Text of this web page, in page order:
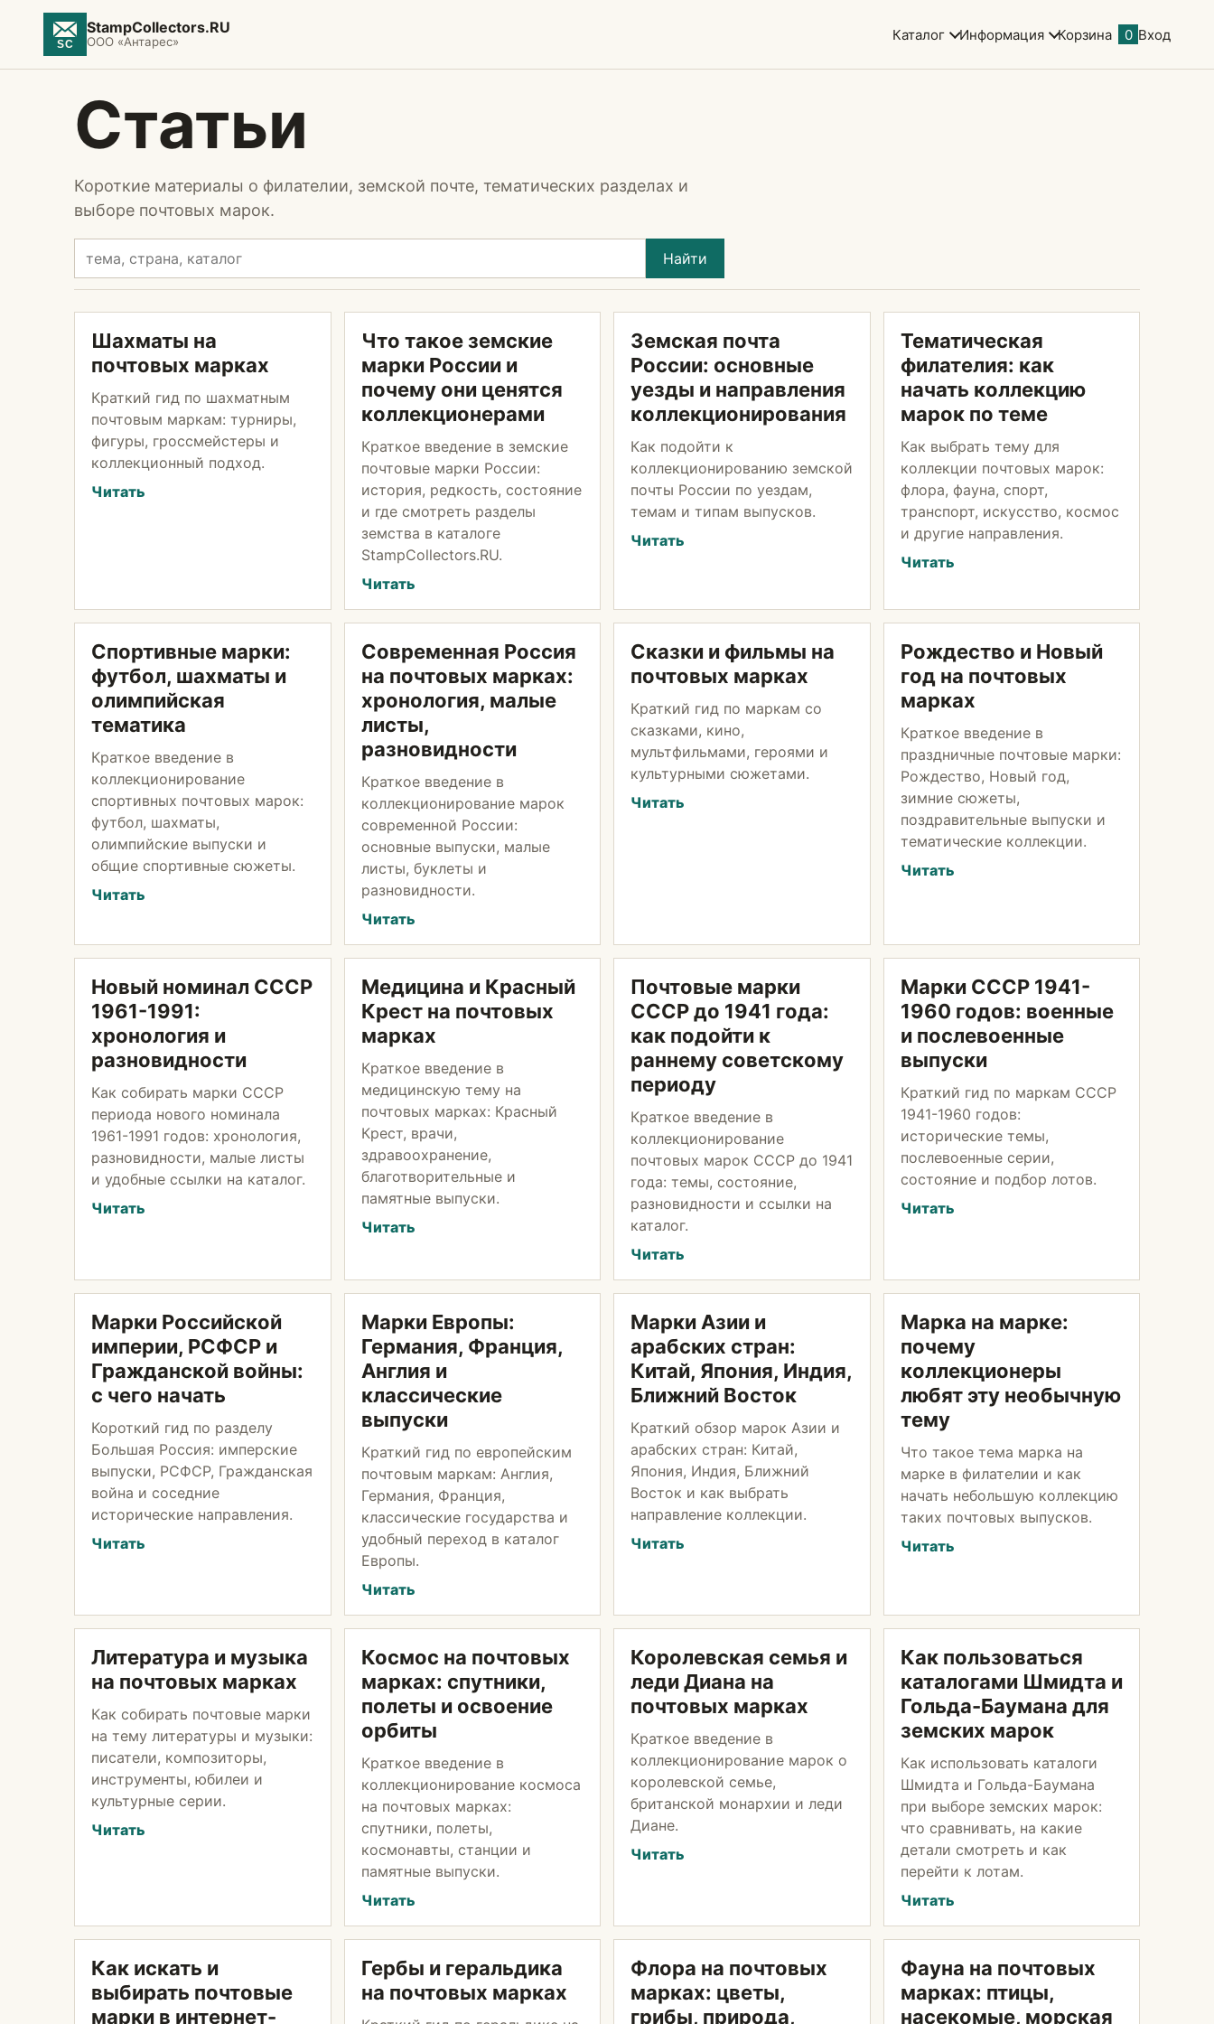
StampCollectors.RU
ООО «Антарес» Каталог Информация Корзина 0 Вход
Статьи
Короткие материалы о филателии, земской почте, тематических разделах и
выборе почтовых марок.
Найти
Шахматы на
почтовых марках
Краткий гид по шахматным
почтовым маркам: турниры,
фигуры, гроссмейстеры и
коллекционный подход.
Читать
Что такое земские
марки России и
почему они ценятся
коллекционерами
Краткое введение в земские
почтовые марки России:
история, редкость, состояние
и где смотреть разделы
земства в каталоге
StampCollectors.RU.
Читать
Земская почта
России: основные
уезды и направления
коллекционирования
Как подойти к
коллекционированию земской
почты России по уездам,
темам и типам выпусков.
Читать
Тематическая
филателия: как
начать коллекцию
марок по теме
Как выбрать тему для
коллекции почтовых марок:
флора, фауна, спорт,
транспорт, искусство, космос
и другие направления.
Читать
Спортивные марки:
футбол, шахматы и
олимпийская
тематика
Краткое введение в
коллекционирование
спортивных почтовых марок:
футбол, шахматы,
олимпийские выпуски и
общие спортивные сюжеты.
Читать
Современная Россия
на почтовых марках:
хронология, малые
листы,
разновидности
Краткое введение в
коллекционирование марок
современной России:
основные выпуски, малые
листы, буклеты и
разновидности.
Читать
Сказки и фильмы на
почтовых марках
Краткий гид по маркам со
сказками, кино,
мультфильмами, героями и
культурными сюжетами.
Читать
Рождество и Новый
год на почтовых
марках
Краткое введение в
праздничные почтовые марки:
Рождество, Новый год,
зимние сюжеты,
поздравительные выпуски и
тематические коллекции.
Читать
Новый номинал СССР
1961-1991:
хронология и
разновидности
Как собирать марки СССР
периода нового номинала
1961-1991 годов: хронология,
разновидности, малые листы
и удобные ссылки на каталог.
Читать
Медицина и Красный
Крест на почтовых
марках
Краткое введение в
медицинскую тему на
почтовых марках: Красный
Крест, врачи,
здравоохранение,
благотворительные и
памятные выпуски.
Читать
Почтовые марки
СССР до 1941 года:
как подойти к
раннему советскому
периоду
Краткое введение в
коллекционирование
почтовых марок СССР до 1941
года: темы, состояние,
разновидности и ссылки на
каталог.
Читать
Марки СССР 1941-
1960 годов: военные
и послевоенные
выпуски
Краткий гид по маркам СССР
1941-1960 годов:
исторические темы,
послевоенные серии,
состояние и подбор лотов.
Читать
Марки Российской
империи, РСФСР и
Гражданской войны:
с чего начать
Короткий гид по разделу
Большая Россия: имперские
выпуски, РСФСР, Гражданская
война и соседние
исторические направления.
Читать
Марки Европы:
Германия, Франция,
Англия и
классические
выпуски
Краткий гид по европейским
почтовым маркам: Англия,
Германия, Франция,
классические государства и
удобный переход в каталог
Европы.
Читать
Марки Азии и
арабских стран:
Китай, Япония, Индия,
Ближний Восток
Краткий обзор марок Азии и
арабских стран: Китай,
Япония, Индия, Ближний
Восток и как выбрать
направление коллекции.
Читать
Марка на марке:
почему
коллекционеры
любят эту необычную
тему
Что такое тема марка на
марке в филателии и как
начать небольшую коллекцию
таких почтовых выпусков.
Читать
Литература и музыка
на почтовых марках
Как собирать почтовые марки
на тему литературы и музыки:
писатели, композиторы,
инструменты, юбилеи и
культурные серии.
Читать
Космос на почтовых
марках: спутники,
полеты и освоение
орбиты
Краткое введение в
коллекционирование космоса
на почтовых марках:
спутники, полеты,
космонавты, станции и
памятные выпуски.
Читать
Королевская семья и
леди Диана на
почтовых марках
Краткое введение в
коллекционирование марок о
королевской семье,
британской монархии и леди
Диане.
Читать
Как пользоваться
каталогами Шмидта и
Гольда-Баумана для
земских марок
Как использовать каталоги
Шмидта и Гольда-Баумана
при выборе земских марок:
что сравнивать, на какие
детали смотреть и как
перейти к лотам.
Читать
Как искать и
выбирать почтовые
марки в интернет-
Гербы и геральдика
на почтовых марках
Флора на почтовых
марках: цветы,
грибы, природа,
Фауна на почтовых
марках: птицы,
насекомые, морская